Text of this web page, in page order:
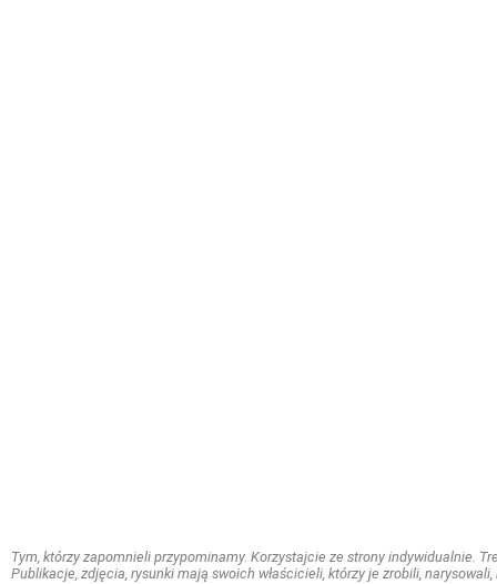
Tym, którzy zapomnieli przypominamy. Korzystajcie ze strony indywidualnie.
Publikacje, zdjęcia, rysunki mają swoich właścicieli, którzy je zrobili,